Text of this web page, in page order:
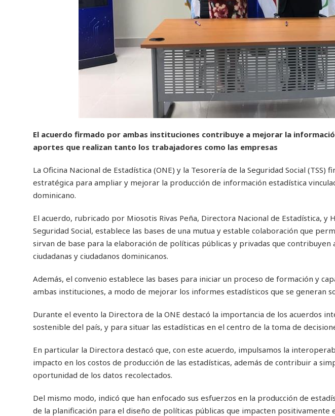
El acuerdo firmado por ambas instituciones contribuye a mejorar la
aportes que realizan tanto los trabajadores como las empresas
La Oficina Nacional de Estadística (ONE) y la Tesorería de la Seguridad Social
estratégica para ampliar y mejorar la producción de información estadística
dominicano.
El acuerdo, rubricado por Miosotis Rivas Peña, Directora Nacional de Estadística, y
Seguridad Social, establece las bases de una mutua y estable colaboración que
sirvan de base para la elaboración de políticas públicas y privadas que contribuyen
ciudadanas y ciudadanos dominicanos.
Además, el convenio establece las bases para iniciar un proceso de formación y
ambas instituciones, a modo de mejorar los informes estadísticos que se generan
Durante el evento la Directora de la ONE destacó la importancia de los acuerdos
sostenible del país, y para situar las estadísticas en el centro de la toma de
En particular la Directora destacó que, con este acuerdo, impulsamos la
impacto en los costos de producción de las estadísticas, además de contribuir a
oportunidad de los datos recolectados.
Del mismo modo, indicó que han enfocado sus esfuerzos en la producción de
de la planificación para el diseño de políticas públicas que impacten positivamente